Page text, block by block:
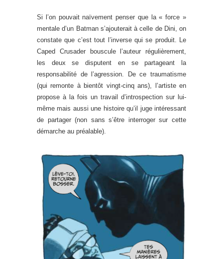
Si l’on pouvait naïvement penser que la « force »
mentale d’un Batman s’ajouterait à celle de Dini, on
constate que c’est tout l’inverse qui se produit. Le
Caped Crusader bouscule l’auteur régulièrement,
les deux se disputent en se partageant la
responsabilité de l’agression. De ce traumatisme
(qui remonte à bientôt vingt-cinq ans), l’artiste en
propose à la fois un travail d’introspection sur lui-
même mais aussi une histoire qu’il juge intéressant
de partager (non sans s’être interroger sur cette
démarche au préalable).